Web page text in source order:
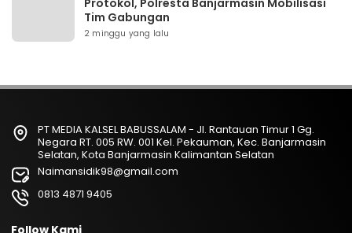
Protokol, Polresta Banjarmasin Mobilisasi
Tim Gabungan
2 minggu yang lalu
PT MEDIA KALSEL BABUSSALAM - Jl. Rantauan Timur 1 Gg.
Negara RT. 005 RW. 001 Kel. Pekauman, Kec. Banjarmasin
Selatan, Kota Banjarmasin Kalimantan Selatan
Naimansidik98@gmail.com
0813 4871 9405